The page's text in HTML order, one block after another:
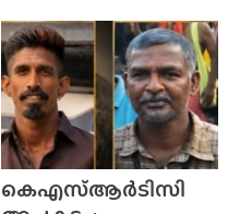
കെഎസ്ആർടിസി